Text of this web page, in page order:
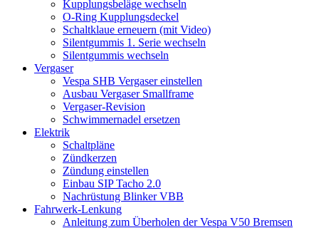
Kupplungsbeläge wechseln
O-Ring Kupplungsdeckel
Schaltklaue erneuern (mit Video)
Silentgummis 1. Serie wechseln
Silentgummis wechseln
Vergaser
Vespa SHB Vergaser einstellen
Ausbau Vergaser Smallframe
Vergaser-Revision
Schwimmernadel ersetzen
Elektrik
Schaltpläne
Zündkerzen
Zündung einstellen
Einbau SIP Tacho 2.0
Nachrüstung Blinker VBB
Fahrwerk-Lenkung
Anleitung zum Überholen der Vespa V50 Bremsen